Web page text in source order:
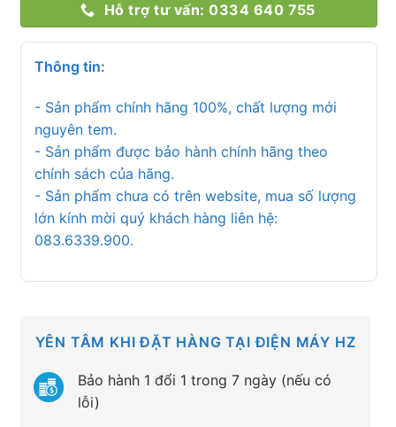
Hỗ trợ tư vấn: 0334 640 755
Thông tin:
- Sản phẩm chính hãng 100%, chất lượng mới
nguyên tem.
- Sản phẩm được bảo hành chính hãng theo
chính sách của hãng.
- Sản phẩm chưa có trên website, mua số lượng
lớn kính mời quý khách hàng liên hệ:
083.6339.900.
YÊN TÂM KHI ĐẶT HÀNG TẠI ĐIỆN MÁY HZ
Bảo hành 1 đổi 1 trong 7 ngày (nếu có
lỗi)